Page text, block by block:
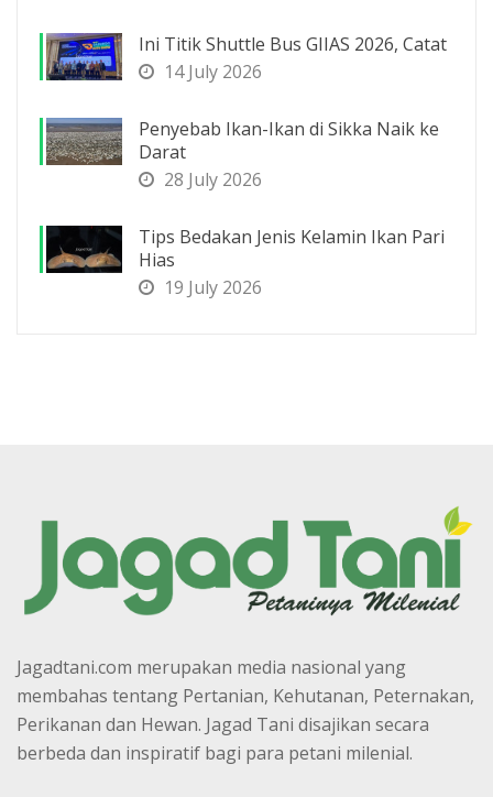
Ini Titik Shuttle Bus GIIAS 2026, Catat
14 July 2026
Penyebab Ikan-Ikan di Sikka Naik ke
Darat
28 July 2026
Tips Bedakan Jenis Kelamin Ikan Pari
Hias
19 July 2026
Jagadtani.com merupakan media nasional yang
membahas tentang Pertanian, Kehutanan, Peternakan,
Perikanan dan Hewan. Jagad Tani disajikan secara
berbeda dan inspiratif bagi para petani milenial.